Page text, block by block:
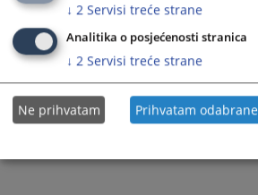
↓ 2 Servisi treće strane
Analitika o posjećenosti stranica
↓ 2 Servisi treće strane
Ne prihvatam Prihvatam odabrane